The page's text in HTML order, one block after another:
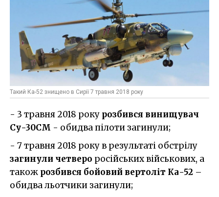
Такий Ка-52 знищено в Сирії 7 травня 2018 року
- 3 травня 2018 року розбився винищувач
Су-30СМ - обидва пілоти загинули;
- 7 травня 2018 року в результаті обстрілу
загинули четверо російських військових, а
також розбився бойовий вертоліт Ка-52 –
обидва льотчики загинули;